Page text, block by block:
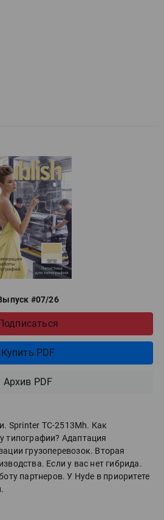
#07/26
Купить PDF
Архив PDF
Sprinter ТС-2513Mh. Как
типографии? Адаптация
грузоперевозок. Вторая
Если у вас нет гибрида.
партнеров. У Hyde в приоритете